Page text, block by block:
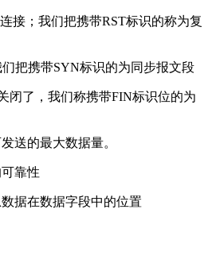
接；我们把携带RST标识的称为复
把携带SYN标识的为同步报文段
闭了，我们称携带FIN标识位的为
送的最大数据量。
靠性
据在数据字段中的位置